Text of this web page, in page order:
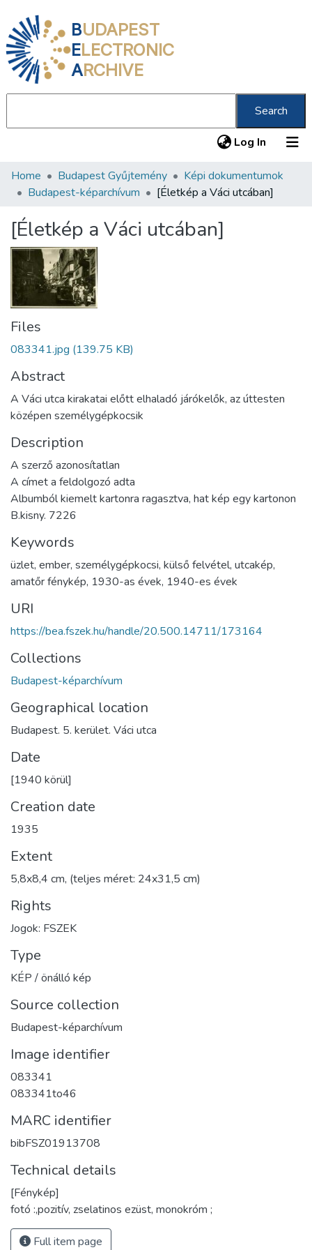
BUDAPEST
ELECTRONIC
ARCHIVE
Search
Log In (current)
Communities & Collections
Statistics
About us
Home Budapest Gyűjtemény
Képi dokumentumok
Budapest-képarchívum
[Életkép a Váci utcában]
[Életkép a Váci utcában]
Files
083341.jpg (139.75 KB)
Abstract
A Váci utca kirakatai előtt elhaladó járókelők, az úttesten
középen személygépkocsik
Description
A szerző azonosítatlan
A címet a feldolgozó adta
Albumból kiemelt kartonra ragasztva, hat kép egy kartonon
B.kisny. 7226
Keywords
üzlet, ember, személygépkocsi, külső felvétel, utcakép,
amatőr fénykép, 1930-as évek, 1940-es évek
URI
https://bea.fszek.hu/handle/20.500.14711/173164
Collections
Budapest-képarchívum
Geographical location
Budapest. 5. kerület. Váci utca
Date
[1940 körül]
Creation date
1935
Extent
5,8x8,4 cm, (teljes méret: 24x31,5 cm)
Rights
Jogok: FSZEK
Type
KÉP / önálló kép
Source collection
Budapest-képarchívum
Image identifier
083341
083341to46
MARC identifier
bibFSZ01913708
Technical details
[Fénykép]
fotó :,pozitív, zselatinos ezüst, monokróm ;
Full item page